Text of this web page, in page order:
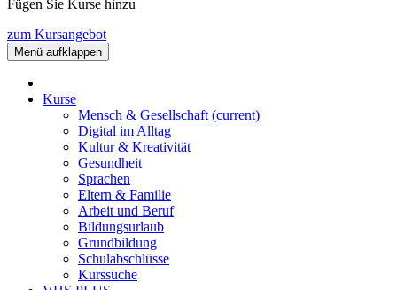
Fügen Sie Kurse hinzu
zum Kursangebot
Menü aufklappen
Kurse
Mensch & Gesellschaft (current)
Digital im Alltag
Kultur & Kreativität
Gesundheit
Sprachen
Eltern & Familie
Arbeit und Beruf
Bildungsurlaub
Grundbildung
Schulabschlüsse
Kurssuche